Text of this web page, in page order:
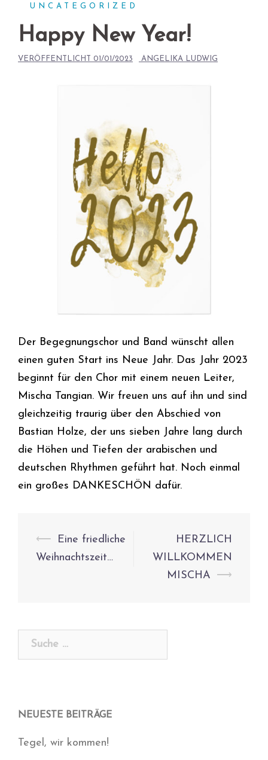
UNCATEGORIZED
Happy New Year!
VERÖFFENTLICHT 01/01/2023 ANGELIKA LUDWIG
Der Begegnungschor und Band wünscht allen
einen guten Start ins Neue Jahr. Das Jahr 2023
beginnt für den Chor mit einem neuen Leiter,
Mischa Tangian. Wir freuen uns auf ihn und sind
gleichzeitig traurig über den Abschied von
Bastian Holze, der uns sieben Jahre lang durch
die Höhen und Tiefen der arabischen und
deutschen Rhythmen geführt hat. Noch einmal
ein großes DANKESCHÖN dafür.
Beitrags-
Navigation
⟵
Eine friedliche
Weihnachtszeit…
HERZLICH
WILLKOMMEN
MISCHA
⟶
Suche
NEUESTE BEITRÄGE
Tegel, wir kommen!